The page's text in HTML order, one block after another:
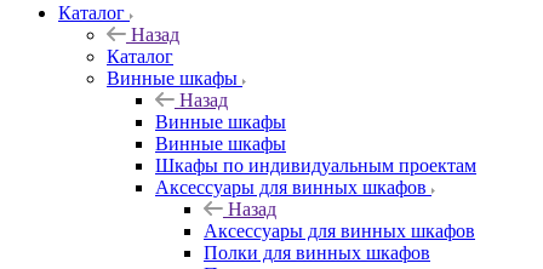
Каталог
Назад
Каталог
Винные шкафы
Назад
Винные шкафы
Винные шкафы
Шкафы по индивидуальным проектам
Аксессуары для винных шкафов
Назад
Аксессуары для винных шкафов
Полки для винных шкафов